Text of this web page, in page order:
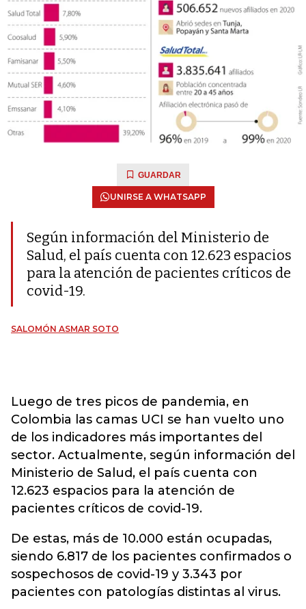
GUARDAR
UNIRSE A WHATSAPP
Según información del Ministerio de
Salud, el país cuenta con 12.623 espacios
para la atención de pacientes críticos de
covid-19.
SALOMÓN ASMAR SOTO
Luego de tres picos de pandemia, en
Colombia las camas UCI se han vuelto uno
de los indicadores más importantes del
sector. Actualmente, según información del
Ministerio de Salud, el país cuenta con
12.623 espacios para la atención de
pacientes críticos de covid-19.
De estas, más de 10.000 están ocupadas,
siendo 6.817 de los pacientes confirmados o
sospechosos de covid-19 y 3.343 por
pacientes con patologías distintas al virus.